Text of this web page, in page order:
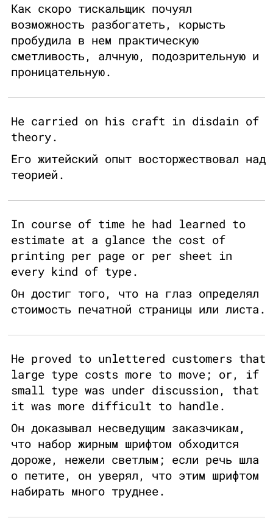
Как скоро тискальщик почуял
возможность разбогатеть, корысть
пробудила в нем практическую
сметливость, алчную, подозрительную и
проницательную.
He carried on his craft in disdain of
theory.
Его житейский опыт восторжествовал над
теорией.
In course of time he had learned to
estimate at a glance the cost of
printing per page or per sheet in
every kind of type.
Он достиг того, что на глаз определял
стоимость печатной страницы или листа.
He proved to unlettered customers that
large type costs more to move; or, if
small type was under discussion, that
it was more difficult to handle.
Он доказывал несведущим заказчикам,
что набор жирным шрифтом обходится
дороже, нежели светлым; если речь шла
о петите, он уверял, что этим шрифтом
набирать много труднее.